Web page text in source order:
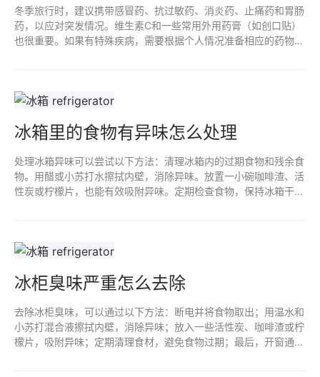
冬季旅行时，建议携带感冒药、抗过敏药、消炎药、止痛药和胃肠
药，以应对突发情况。维生素C和一些常用外用药膏（如创口贴）
也很重要。如果有特殊疾病，需要根据个人情况准备相应的药物。
冰箱里的食物有异味怎么处理
处理冰箱异味可以尝试以下方法：清理冰箱内的过期食物和残余食
物。用醋或小苏打水擦拭内壁，消除异味。放置一小碗咖啡渣、活
性炭或柠檬片，也能有效吸附异味。定期检查食物，保持冰箱干燥
冰柜臭味严重怎么去除
去除冰柜臭味，可以通过以下方法：断电并将食物取出；用温水和
小苏打混合液擦拭内壁，消除异味；放入一些活性炭、咖啡渣或柠
檬片，吸附异味；定期清理食材，避免食物过期；最后，开窗通